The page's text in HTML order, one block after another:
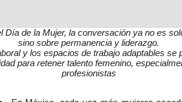
Día de la Mujer, la conversación ya no es
sino sobre permanencia y liderazgo.
y los espacios de trabajo adaptables se
para retener talento femenino,
profesionistas